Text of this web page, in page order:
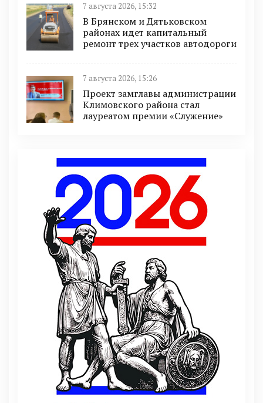
7 августа 2026, 15:32
В Брянском и Дятьковском
районах идет капитальный
ремонт трех участков автодороги
7 августа 2026, 15:26
Проект замглавы администрации
Климовского района стал
лауреатом премии «Служение»